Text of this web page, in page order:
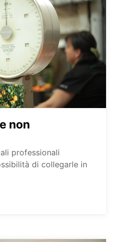
non
professionali
di collegarle in